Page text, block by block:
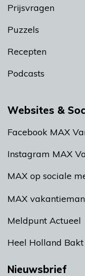
Prijsvragen
Puzzels
Recepten
Podcasts
Websites &
Facebook MAX
Instagram MAX
MAX op sociale
MAX vakantieman
Meldpunt Actueel
Heel Holland Bakt
Nieuwsbrief